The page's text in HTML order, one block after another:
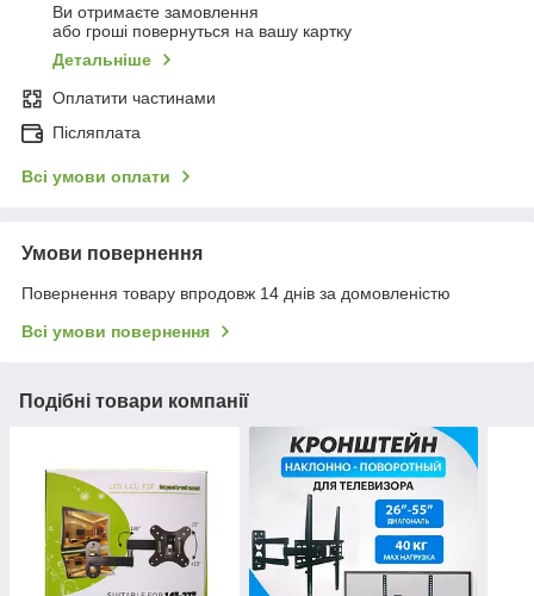
Ви отримаєте замовлення
або гроші повернуться на вашу картку
Детальніше
Оплатити частинами
Післяплата
Всі умови оплати
Умови повернення
Повернення товару впродовж 14 днів за домовленістю
Всі умови повернення
Подібні товари компанії